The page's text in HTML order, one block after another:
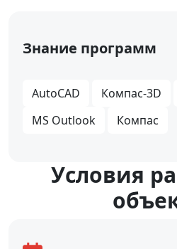
Знание программ
AutoCAD Компас-3D
MS Outlook
Компас
Уcловия